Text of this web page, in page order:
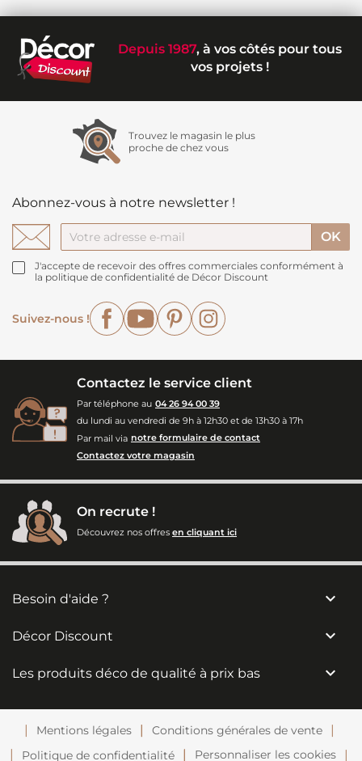
Depuis 1987, à vos côtés pour tous
vos projets !
Trouvez le magasin le plus
proche de chez vous
Abonnez-vous à notre newsletter !
J'accepte de recevoir des offres commerciales conformément à
la politique de confidentialité de Décor Discount
Suivez-nous !
FacebookYouTubePinterest
Contactez le service client
Par téléphone au 04 26 94 00 39
du lundi au vendredi de 9h à 12h30 et de 13h30 à 17h
Par mail via notre formulaire de contact
Contactez votre magasin
On recrute !
Découvrez nos offres en cliquant ici
Besoin d'aide ? 
Décor Discount 
Les produits déco de qualité à prix bas 
Mentions légales
Conditions générales de vente
Politique de confidentialité
Personnaliser les cookies